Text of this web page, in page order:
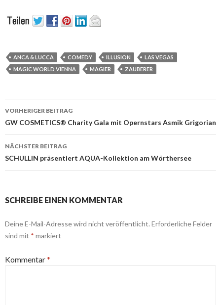
ANCA & LUCCA COMEDY ILLUSION
LAS VEGAS
MAGIC WORLD VIENNA
MAGIER ZAUBERER
Beitrags-
Navigation
VORHERIGER BEITRAG
GW COSMETICS® Charity Gala mit Opernstars Asmik Grigorian
NÄCHSTER BEITRAG
SCHULLIN präsentiert AQUA-Kollektion am Wörthersee
SCHREIBE EINEN KOMMENTAR
Deine E-Mail-Adresse wird nicht veröffentlicht. Erforderliche Felder
sind mit * markiert
Kommentar*